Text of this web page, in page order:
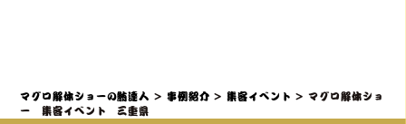
の実施実績があります。
ーテイメントとして昇華させるプロの
マグロ解体ショーの鮪達人 > 事例紹介 >集客イベント >マグロ解体ショ
ー 集客イベント 三重県